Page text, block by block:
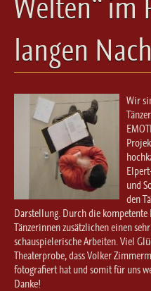
Kontakt
Ballett für Erwachsene /
Kreative Früherziehung /
Modern / Jazz / Contemporary
Steptanz
Urban Dance
Welten“ im
langen
Wir
und
den
Darstellung. Durch die kompetente
Tänzerinnen zusätzlichen einen
schauspielerische Arbeiten. Viel
Theaterprobe, dass Volker
fotografiert hat und somit für uns
Danke!